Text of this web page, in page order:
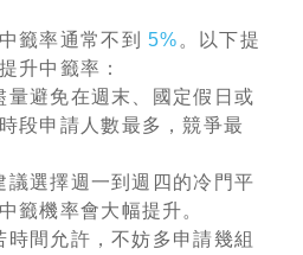
籤率通常不到5% 。以下提
升中籤率：
避免在週末、國定假日或
段申請人數最多，競爭最
選擇週一到週四的冷門平
籤機率會大幅提升。
間允許，不妨多申請幾組